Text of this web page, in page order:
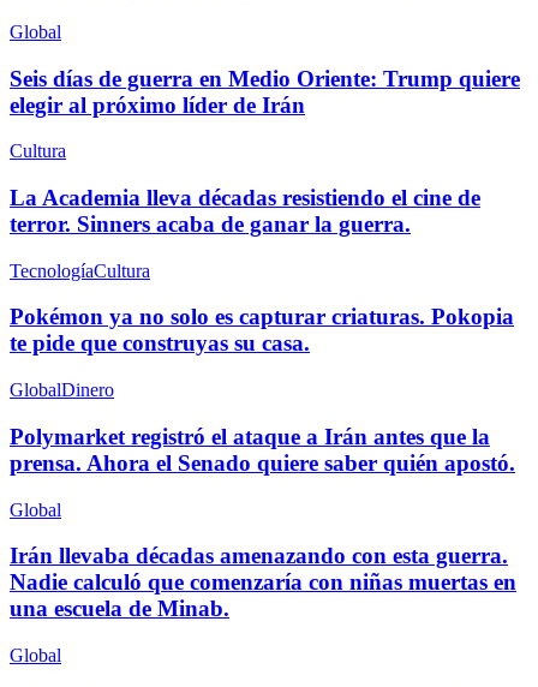
Global
Seis días de guerra en Medio Oriente: Trump quiere
elegir al próximo líder de Irán
Cultura
La Academia lleva décadas resistiendo el cine de
terror. Sinners acaba de ganar la guerra.
TecnologíaCultura
Pokémon ya no solo es capturar criaturas. Pokopia
te pide que construyas su casa.
GlobalDinero
Polymarket registró el ataque a Irán antes que la
prensa. Ahora el Senado quiere saber quién apostó.
Global
Irán llevaba décadas amenazando con esta guerra.
Nadie calculó que comenzaría con niñas muertas en
una escuela de Minab.
Global